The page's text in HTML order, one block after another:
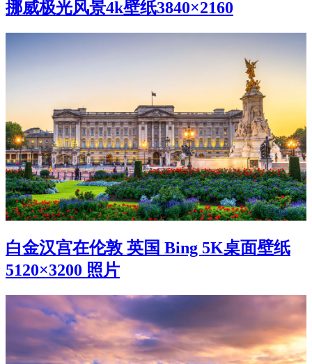
挪威极光风景4k壁纸3840×2160
白金汉宫在伦敦 英国 Bing 5K桌面壁纸
5120×3200 照片